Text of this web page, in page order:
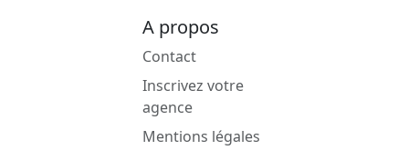
A propos
Contact
Inscrivez votre
agence
Mentions légales